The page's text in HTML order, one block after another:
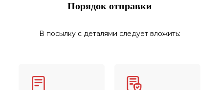
Порядок отправки
В посылку с деталями следует вложить: